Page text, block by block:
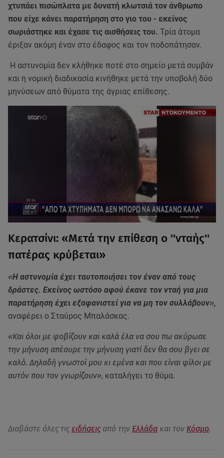
χτυπάει πισώπλατα με δυνατή κλωτσιά τον άνθρωπο
που είχε κάνει παρατήρηση στο γιο του - εκείνος
σωριάστηκε και έχασε τις αισθήσεις του. Τρία άτομα
έριξαν ακόμη έναν στο έδαφος και τον ποδοπάτησαν.
Η αστυνομία δεν κλήθηκε ποτέ στο σημείο μετά συμβάν
και η νομική διαδικασία κινήθηκε μετά την υποβολή δύο
μηνύσεων από θύματα της άγριας επίθεσης.
Κερατσίνι: «Μετά την επίθεση ο ''νταής''
πατέρας κρύβεται»
«Η αστυνομία έχει ταυτοποιήσει τον έναν από τους
δράστες. Εκείνος ωστόσο αφού έκανε τον νταή για μια
παρατήρηση έχει εξαφανιστεί για να μη τον συλλάβουν»,
αναφέρει ο Σταύρος Μπαλάσκας.
«Και όλοι με φοβίζουν και καλά έλα να σου πω ακύρωσε
την μήνυση απέσυρε την μήνυση γιατί δεν θα σου βγει σε
καλό. Δηλαδή γνωστοί μου κι εμένα και που είναι φίλοι με
αυτόν που τον γνωρίζουν», καταλήγει το θύμα.
Διαβάστε όλες τις ειδήσεις από την Ελλάδα και τον Κόσμο.